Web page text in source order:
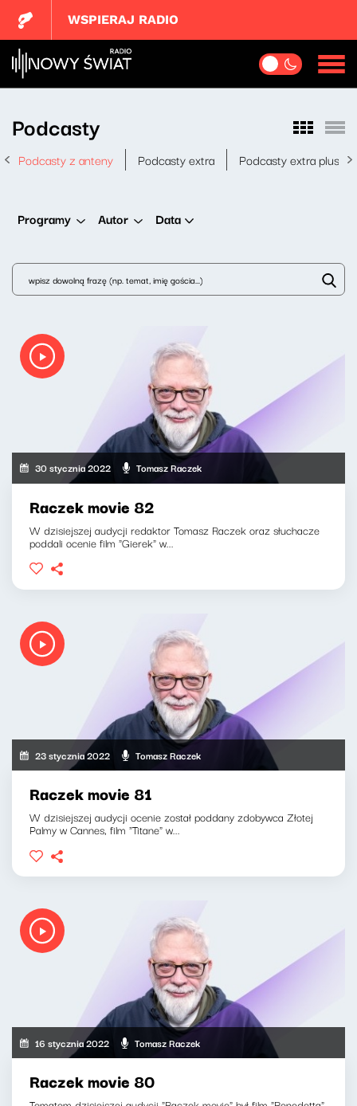
WSPIERAJ RADIO
Podcasty
Podcasty z anteny Podcasty extra Podcasty extra plus
Programy Autor Data
30 stycznia 2022 Tomasz Raczek
Raczek movie 82
W dzisiejszej audycji redaktor Tomasz Raczek oraz słuchacze
poddali ocenie film "Gierek" w...
23 stycznia 2022 Tomasz Raczek
Raczek movie 81
W dzisiejszej audycji ocenie został poddany zdobywca Złotej
Palmy w Cannes, film "Titane" w...
16 stycznia 2022 Tomasz Raczek
Raczek movie 80